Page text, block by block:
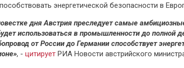
энергетической безопасности в
дня Австрия преследует самые
использоваться в промышленности до полной
от России до Германии способствует
, - цитирует РИА Новости австрийского